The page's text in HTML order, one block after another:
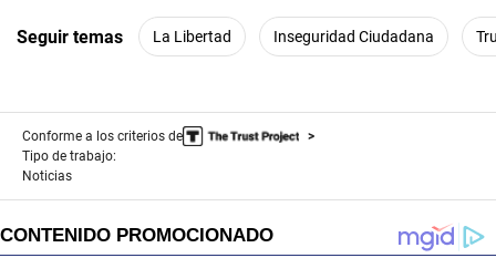
Seguir temas La Libertad Inseguridad Ciudadana
Conforme a los criterios de
Tipo de trabajo:
Noticias